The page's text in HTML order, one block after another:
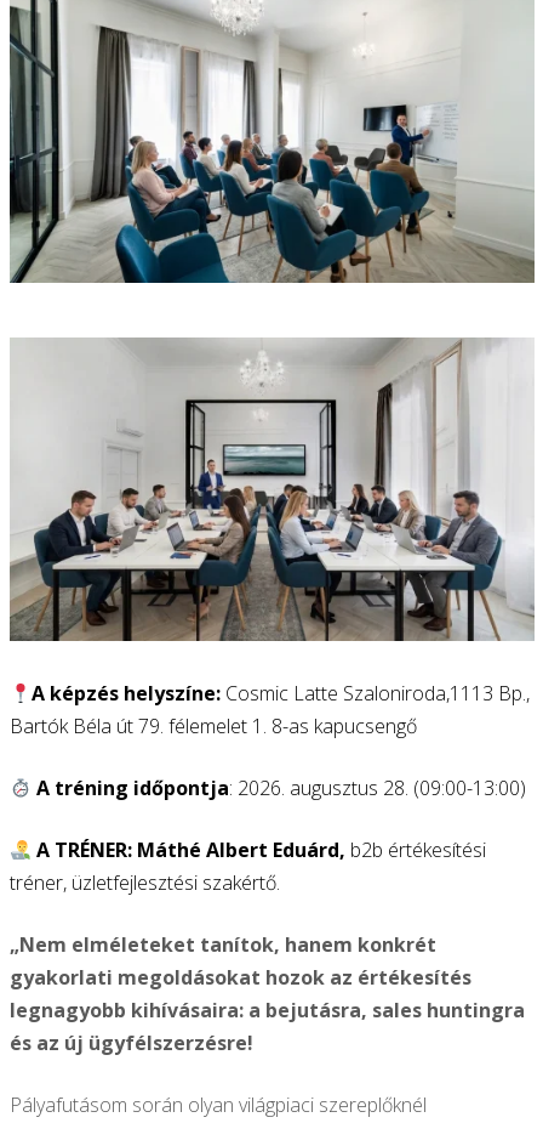
A képzés helyszíne:Cosmic Latte Szaloniroda,1113 Bp.,
Bartók Béla út 79. félemelet 1. 8-as kapucsengő
A tréning időpontja: 2026. augusztus 28. (09:00-13:00)
A TRÉNER: Máthé Albert Eduárd, b2b értékesítési
tréner, üzletfejlesztésiszakértő.
„Nem elméleteket tanítok, hanem konkrét
gyakorlati megoldásokat hozok az értékesítés
legnagyobb kihívásaira: a bejutásra, sales huntingra
és az új ügyfélszerzésre!
Pályafutásom során olyan világpiaci szereplőknél